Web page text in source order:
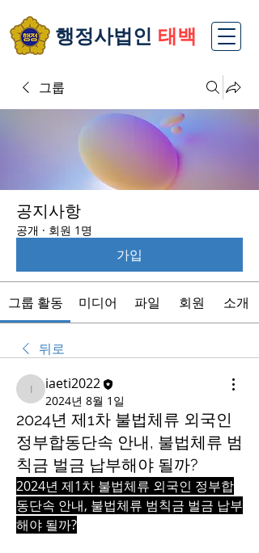
​행정사법인 태백
그룹
공지사항
공개 · 회원 1명
가입
그룹 활동 미디어 파일 회원 소개
뒤로
iaeti2022
iaeti2022
2024년 8월 1일
2024년 제1차 불법체류 외국인
정부합동단속 안내, 불법체류 범
칙금 벌금 납부해야 될까?
2024년 제1차 불법체류 외국인 정부합
동단속 안내, 불법체류 범칙금 벌금 납부
해야 될까?